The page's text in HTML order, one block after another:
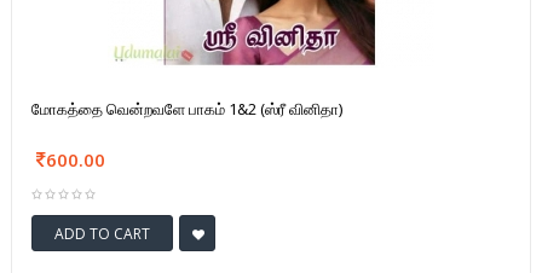
மோகத்தை வென்றவளே பாகம் 1&2 (ஸ்ரீ வினிதா)
600.00
ADD TO CART